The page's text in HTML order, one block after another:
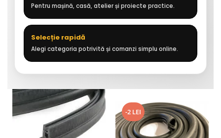
Pentru mașină, casă, atelier și proiecte practice.
Selecție rapidă
Alegi categoria potrivită și comanzi simplu online.
-2 LEI